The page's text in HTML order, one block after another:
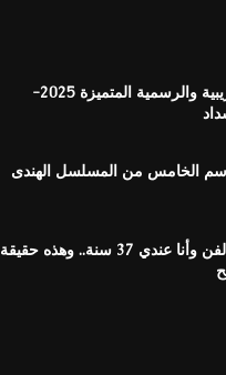
مصروفات المدارس التجريبية والرسمية المتميزة 2025-
الخامس من المسلسل الهندى
مريم سعيد صالح: دخلت الفن وأنا عندي 37 سنة.. وهذه حقيقة